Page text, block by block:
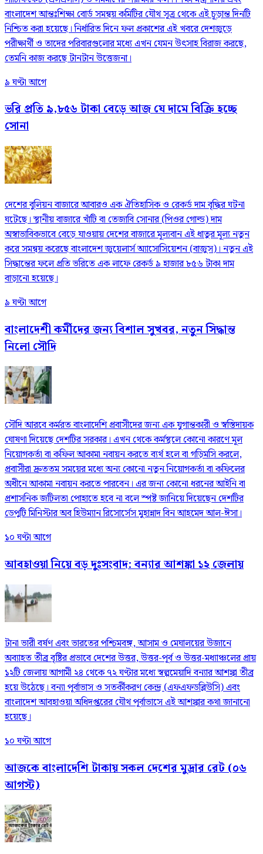
বাংলাদেশ আন্তঃশিক্ষা বোর্ড সমন্বয় কমিটির যৌথ সূত্র থেকে এই চূড়ান্ত দিনটি
নিশ্চিত করা হয়েছে। নির্ধারিত দিনে ফল প্রকাশের এই খবরে দেশজুড়ে
পরীক্ষার্থী ও তাদের পরিবারগুলোর মধ্যে এখন যেমন উৎসাহ বিরাজ করছে,
তেমনি কাজ করছে টানটান উত্তেজনা।
৯ ঘণ্টা আগে
ভরি প্রতি ৯,৮৫৬ টাকা বেড়ে আজ যে দামে বিক্রি হচ্ছে
সোনা
দেশের বুলিয়ন বাজারে আবারও এক ঐতিহাসিক ও রেকর্ড দাম বৃদ্ধির ঘটনা
ঘটেছে। স্থানীয় বাজারে খাঁটি বা তেজাবি সোনার (পিওর গোল্ড) দাম
অস্বাভাবিকভাবে বেড়ে যাওয়ায় দেশের বাজারে মূল্যবান এই ধাতুর মূল্য নতুন
করে সমন্বয় করেছে বাংলাদেশ জুয়েলার্স অ্যাসোসিয়েশন (বাজুস)। নতুন এই
সিদ্ধান্তের ফলে প্রতি ভরিতে এক লাফে রেকর্ড ৯ হাজার ৮৫৬ টাকা দাম
বাড়ানো হয়েছে।
৯ ঘণ্টা আগে
বাংলাদেশী কর্মীদের জন্য বিশাল সুখবর, নতুন সিদ্ধান্ত
নিলো সৌদি
সৌদি আরবে কর্মরত বাংলাদেশি প্রবাসীদের জন্য এক যুগান্তকারী ও স্বস্তিদায়ক
ঘোষণা দিয়েছে দেশটির সরকার। এখন থেকে কর্মস্থলে কোনো কারণে মূল
নিয়োগকর্তা বা কফিল আকামা নবায়ন করতে ব্যর্থ হলে বা গড়িমসি করলে,
প্রবাসীরা দ্রুততম সময়ের মধ্যে অন্য কোনো নতুন নিয়োগকর্তা বা কফিলের
অধীনে আকামা নবায়ন করতে পারবেন। এর জন্য কোনো ধরনের আইনি বা
প্রশাসনিক জটিলতা পোহাতে হবে না বলে স্পষ্ট জানিয়ে দিয়েছেন দেশটির
ডেপুটি মিনিস্টার অব হিউম্যান রিসোর্সেস মুহান্নাদ বিন আহমেদ আল-ঈসা।
১০ ঘণ্টা আগে
আবহাওয়া নিয়ে বড় দুঃসংবাদ: বন্যার আশঙ্কা ১২ জেলায়
টানা ভারী বর্ষণ এবং ভারতের পশ্চিমবঙ্গ, আসাম ও মেঘালয়ের উজানে
অব্যাহত তীব্র বৃষ্টির প্রভাবে দেশের উত্তর, উত্তর-পূর্ব ও উত্তর-মধ্যাঞ্চলের প্রায়
১২টি জেলায় আগামী ২৪ থেকে ৭২ ঘণ্টার মধ্যে স্বল্পমেয়াদি বন্যার আশঙ্কা তীব্র
হয়ে উঠেছে। বন্যা পূর্বাভাস ও সতর্কীকরণ কেন্দ্র (এফএফডব্লিউসি) এবং
বাংলাদেশ আবহাওয়া অধিদপ্তরের যৌথ পূর্বাভাসে এই আশঙ্কার কথা জানানো
হয়েছে।
১০ ঘণ্টা আগে
আজকে বাংলাদেশি টাকায় সকল দেশের মুদ্রার রেট (০৬
আগস্ট)